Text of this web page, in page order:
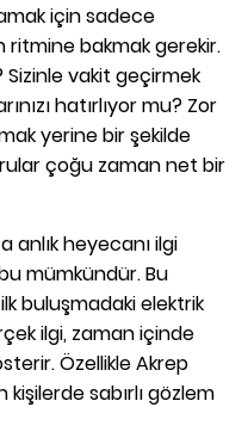
için sadece
ritmine bakmak gerekir.
Sizinle vakit geçirmek
hatırlıyor mu? Zor
yerine bir şekilde
çoğu zaman net bir
anlık heyecanı ilgi
mümkündür. Bu
buluşmadaki elektrik
ilgi, zaman içinde
Özellikle Akrep
sabırlı gözlem